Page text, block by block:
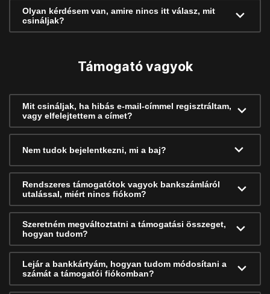
Olyan kérdésem van, amire nincs itt válasz, mit
csináljak?
Támogató vagyok
Mit csináljak, ha hibás e-mail-címmel regisztráltam,
vagy elfelejtettem a címet?
Nem tudok bejelentkezni, mi a baj?
Rendszeres támogatótok vagyok bankszámláról
utalással, miért nincs fiókom?
Szeretném megváltoztatni a támogatási összeget,
hogyan tudom?
Lejár a bankkártyám, hogyan tudom módosítani a
számát a támogatói fiókomban?